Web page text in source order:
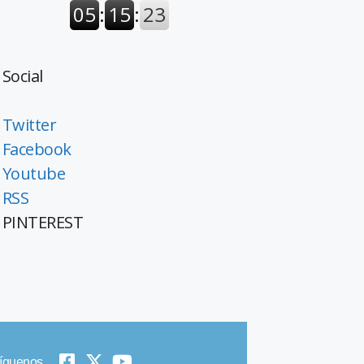
Social
Twitter
Facebook
Youtube
RSS
PINTEREST